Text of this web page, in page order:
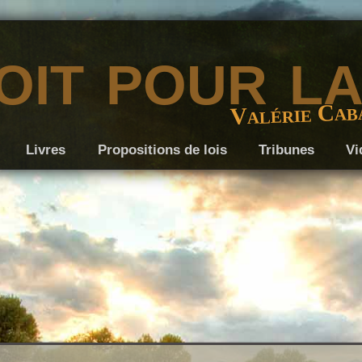
pour
Valérie
Livres Propositions de lois Tribunes